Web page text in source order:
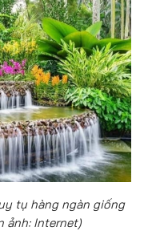
tụ hàng ngàn giống
ảnh: Internet)